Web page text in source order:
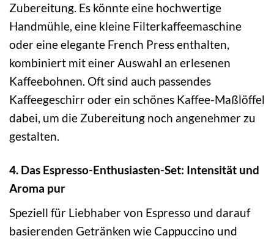
Zubereitung. Es könnte eine hochwertige
Handmühle, eine kleine Filterkaffeemaschine
oder eine elegante French Press enthalten,
kombiniert mit einer Auswahl an erlesenen
Kaffeebohnen. Oft sind auch passendes
Kaffeegeschirr oder ein schönes Kaffee-Maßlöffel
dabei, um die Zubereitung noch angenehmer zu
gestalten.
4. Das Espresso-Enthusiasten-Set: Intensität und
Aroma pur
Speziell für Liebhaber von Espresso und darauf
basierenden Getränken wie Cappuccino und